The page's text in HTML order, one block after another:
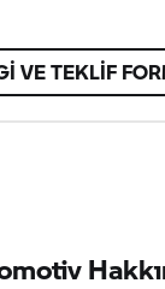
VE TEKLIF